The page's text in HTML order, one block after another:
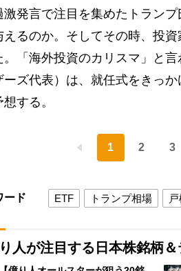
発言で注目を集めたトラン
えるのか。そしてその時、投
。「海外投資のカリスマ」と
ーズ代表）は、就任式をきっ
する。
1 2 3
ード ETF トランプ相場
り人が注目する日本株銘柄